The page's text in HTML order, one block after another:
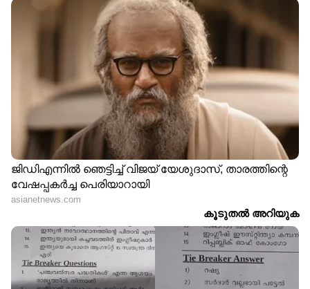
കൂടുതൽ തട്ടിപ്പോ? ചുരുളഴിക്കാൻ
കേസ് ക്രൈംബ്രാഞ്ചിന് | Indian